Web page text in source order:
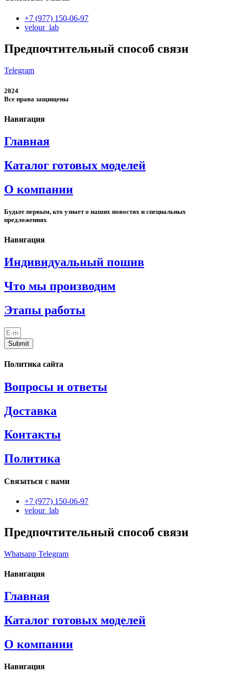
+7 (977) 150-06-97
velour_lab
Предпочтительный способ связи
Telegram
2024
Все права защищены
Навигация
Главная
Каталог готовых моделей
О компании
Будьте первым, кто узнает о наших новостях и специальных
предложениях
Навигация
Индивидуальный пошив
Что мы производим
Этапы работы
Submit
Политика сайта
Вопросы и ответы
Доставка
Контакты
Политика
Связаться с нами
+7 (977) 150-06-97
velour_lab
Предпочтительный способ связи
Whatsapp Telegram
Навигация
Главная
Каталог готовых моделей
О компании
Навигация